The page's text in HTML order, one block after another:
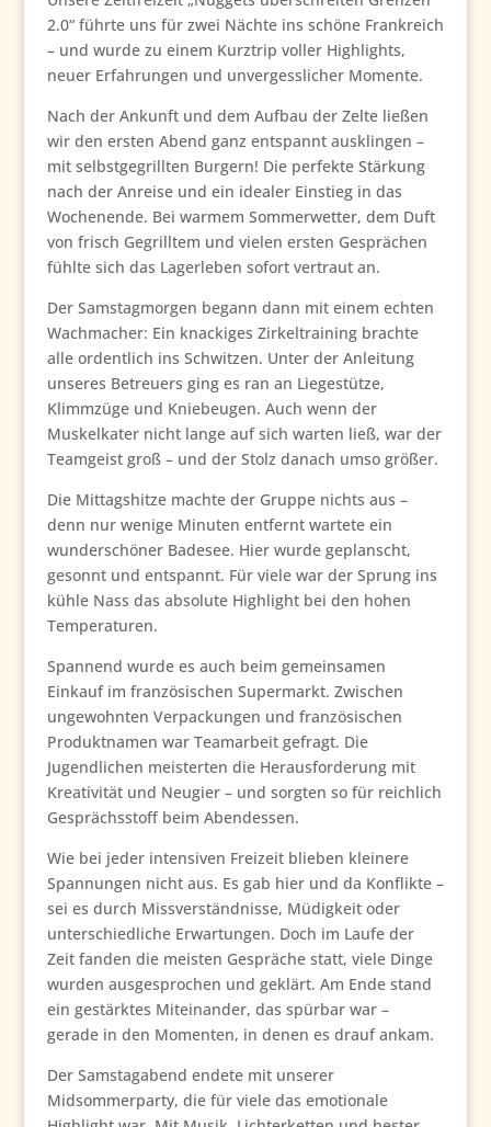
2.0“ führte uns für zwei Nächte ins schöne Frankreich
– und wurde zu einem Kurztrip voller Highlights,
neuer Erfahrungen und unvergesslicher Momente.
Nach der Ankunft und dem Aufbau der Zelte ließen
wir den ersten Abend ganz entspannt ausklingen –
mit selbstgegrillten Burgern! Die perfekte Stärkung
nach der Anreise und ein idealer Einstieg in das
Wochenende. Bei warmem Sommerwetter, dem Duft
von frisch Gegrilltem und vielen ersten Gesprächen
fühlte sich das Lagerleben sofort vertraut an.
Der Samstagmorgen begann dann mit einem echten
Wachmacher: Ein knackiges Zirkeltraining brachte
alle ordentlich ins Schwitzen. Unter der Anleitung
unseres Betreuers ging es ran an Liegestütze,
Klimmzüge und Kniebeugen. Auch wenn der
Muskelkater nicht lange auf sich warten ließ, war der
Teamgeist groß – und der Stolz danach umso größer.
Die Mittagshitze machte der Gruppe nichts aus –
denn nur wenige Minuten entfernt wartete ein
wunderschöner Badesee. Hier wurde geplanscht,
gesonnt und entspannt. Für viele war der Sprung ins
kühle Nass das absolute Highlight bei den hohen
Temperaturen.
Spannend wurde es auch beim gemeinsamen
Einkauf im französischen Supermarkt. Zwischen
ungewohnten Verpackungen und französischen
Produktnamen war Teamarbeit gefragt. Die
Jugendlichen meisterten die Herausforderung mit
Kreativität und Neugier – und sorgten so für reichlich
Gesprächsstoff beim Abendessen.
Wie bei jeder intensiven Freizeit blieben kleinere
Spannungen nicht aus. Es gab hier und da Konflikte –
sei es durch Missverständnisse, Müdigkeit oder
unterschiedliche Erwartungen. Doch im Laufe der
Zeit fanden die meisten Gespräche statt, viele Dinge
wurden ausgesprochen und geklärt. Am Ende stand
ein gestärktes Miteinander, das spürbar war –
gerade in den Momenten, in denen es drauf ankam.
Der Samstagabend endete mit unserer
Midsommerparty, die für viele das emotionale